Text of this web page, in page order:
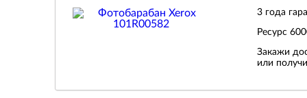
3 года
Ресурс
Закажи
или